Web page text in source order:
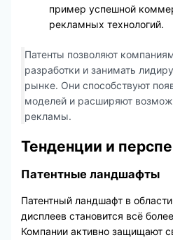
пример успешной
рекламных технологий.
Патенты позволяют
разработки и занимать
рынке. Они способствуют
моделей и расширяют
рекламы.
Тенденции и
Патентные ландшафты
Патентный ландшафт в
дисплеев становится всё
Компании активно защищают